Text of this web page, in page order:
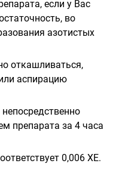
если у Вас
во
азотистых
откашливаться,
аспирацию
препарата за 4 часа
0,006 ХЕ.